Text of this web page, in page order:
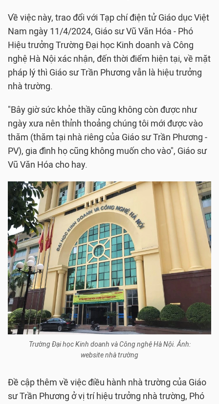
Về việc này, trao đổi với Tạp chí điện tử Giáo dục Việt
Nam ngày 11/4/2024, Giáo sư Vũ Văn Hóa - Phó
Hiệu trưởng Trường Đại học Kinh doanh và Công
nghệ Hà Nội xác nhận, đến thời điểm hiện tại, về mặt
pháp lý thì Giáo sư Trần Phương vẫn là hiệu trưởng
nhà trường.
"Bây giờ sức khỏe thầy cũng không còn được như
ngày xưa nên thỉnh thoảng chúng tôi mới được vào
thăm (thăm tại nhà riêng của Giáo sư Trần Phương -
PV), gia đình họ cũng không muốn cho vào", Giáo sư
Vũ Văn Hóa cho hay.
Trường Đại học Kinh doanh và Công nghệ Hà Nội. Ảnh:
website nhà trường
Đề cập thêm về việc điều hành nhà trường của Giáo
sư Trần Phương ở vị trí hiệu trưởng nhà trường, Phó